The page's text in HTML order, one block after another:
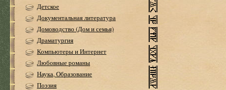
Детское
Документальная литература
Домоводство (Дом и семья)
Драматургия
Компьютеры и Интернет
Любовные романы
Наука, Образование
Поэзия